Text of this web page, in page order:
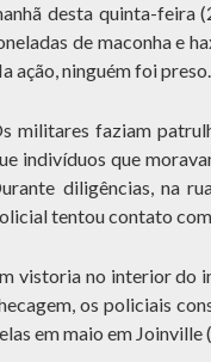
desta quinta-feira
de maconha e
ação, ninguém foi preso.
militares faziam
indivíduos que
diligências, na
tentou contato
vistoria no interior do
os policiais
em maio em Joinville